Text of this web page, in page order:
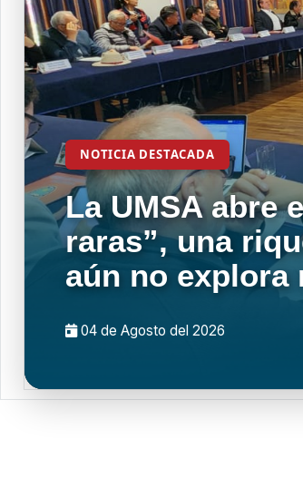
NOTICIA DESTACADA
La UMSA abre
raras”, una
aún no explora
04 de Agosto del 2026